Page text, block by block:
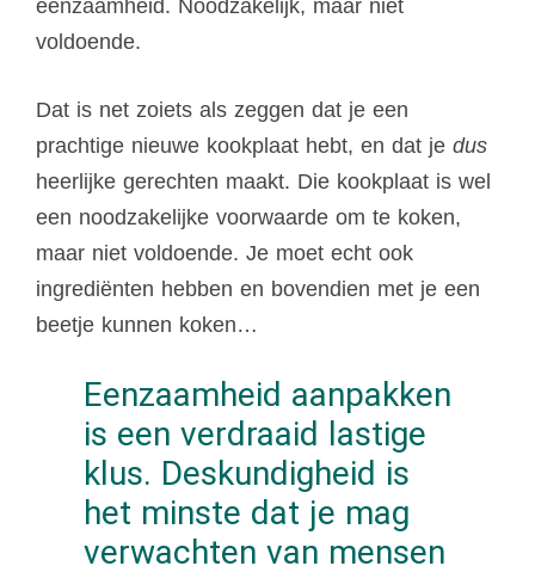
eenzaamheid. Noodzakelijk, maar niet
voldoende.
Dat is net zoiets als zeggen dat je een
prachtige nieuwe kookplaat hebt, en dat je dus
heerlijke gerechten maakt. Die kookplaat is wel
een noodzakelijke voorwaarde om te koken,
maar niet voldoende. Je moet echt ook
ingrediënten hebben en bovendien met je een
beetje kunnen koken…
Eenzaamheid aanpakken
is een verdraaid lastige
klus. Deskundigheid is
het minste dat je mag
verwachten van mensen